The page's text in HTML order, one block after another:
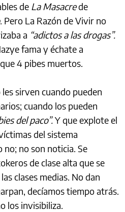
de La Masacrede
. Pero La Razón de Vivir no
a “adictos a las drogas”.
fama y échate a
4 pibes muertos.
les sirven cuando pueden
cuando los pueden
del paco”.Y que explote el
del sistema
no son noticia. Se
de clase alta que se
clases medias. No dan
decíamos tiempo atrás.
los invisibiliza.